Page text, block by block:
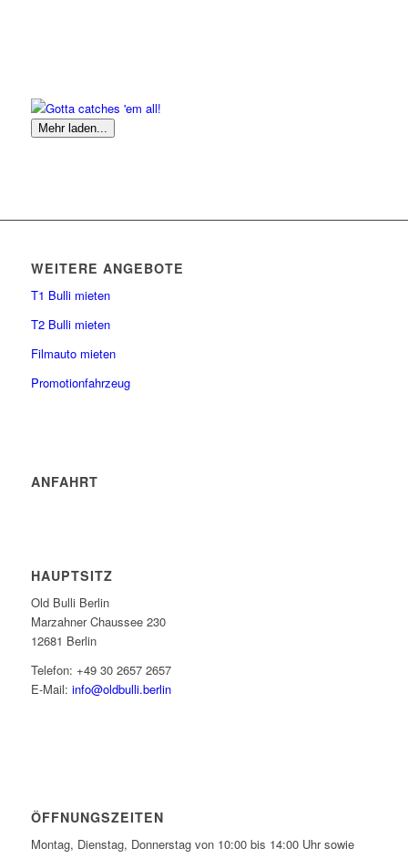
Mehr laden...
WEITERE ANGEBOTE
T1 Bulli mieten
T2 Bulli mieten
Filmauto mieten
Promotionfahrzeug
ANFAHRT
HAUPTSITZ
Old Bulli Berlin
Marzahner Chaussee 230
12681 Berlin
Telefon: +49 30 2657 2657
E-Mail: info@oldbulli.berlin
ÖFFNUNGSZEITEN
Montag, Dienstag, Donnerstag von 10:00 bis 14:00 Uhr sowie